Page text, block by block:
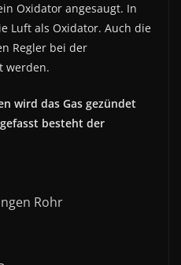
Oxidator angesaugt. In
Luft als Oxidator. Auch die
Regler bei der
werden.
wird das Gas gezündet
besteht der
Rohr